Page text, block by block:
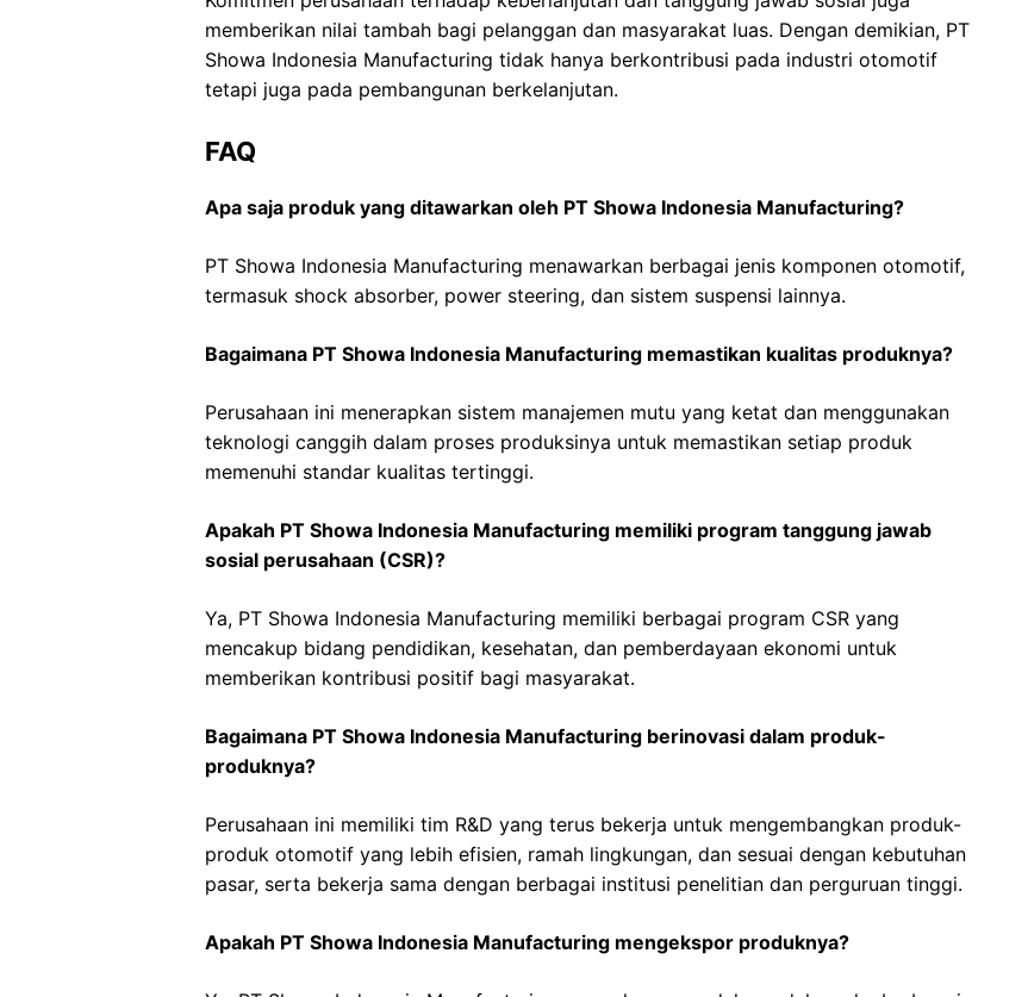
memberikan nilai tambah bagi pelanggan dan masyarakat luas. Dengan demikian, PT
Showa Indonesia Manufacturing tidak hanya berkontribusi pada industri otomotif
tetapi juga pada pembangunan berkelanjutan.
FAQ
Apa saja produk yang ditawarkan oleh PT Showa Indonesia Manufacturing?
PT Showa Indonesia Manufacturing menawarkan berbagai jenis komponen otomotif,
termasuk shock absorber, power steering, dan sistem suspensi lainnya.
Bagaimana PT Showa Indonesia Manufacturing memastikan kualitas produknya?
Perusahaan ini menerapkan sistem manajemen mutu yang ketat dan menggunakan
teknologi canggih dalam proses produksinya untuk memastikan setiap produk
memenuhi standar kualitas tertinggi.
Apakah PT Showa Indonesia Manufacturing memiliki program tanggung jawab
sosial perusahaan (CSR)?
Ya, PT Showa Indonesia Manufacturing memiliki berbagai program CSR yang
mencakup bidang pendidikan, kesehatan, dan pemberdayaan ekonomi untuk
memberikan kontribusi positif bagi masyarakat.
Bagaimana PT Showa Indonesia Manufacturing berinovasi dalam produk-
produknya?
Perusahaan ini memiliki tim R&D yang terus bekerja untuk mengembangkan produk-
produk otomotif yang lebih efisien, ramah lingkungan, dan sesuai dengan kebutuhan
pasar, serta bekerja sama dengan berbagai institusi penelitian dan perguruan tinggi.
Apakah PT Showa Indonesia Manufacturing mengekspor produknya?